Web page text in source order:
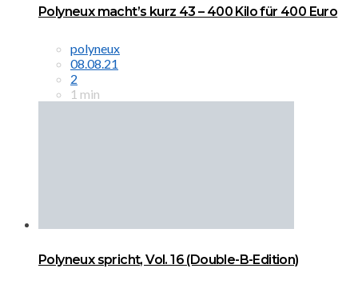
Polyneux macht’s kurz 43 – 400 Kilo für 400 Euro
polyneux
08.08.21
2
1 min
Polyneux spricht, Vol. 16 (Double-B-Edition)